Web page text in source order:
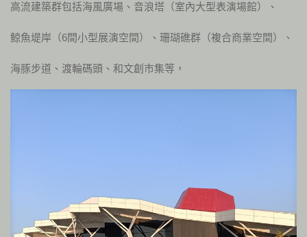
高流建築群包括海風廣場、音浪塔（室內大型表演場館）、
鯨魚堤岸（6間小型展演空間）、珊瑚礁群（複合商業空間）、
海豚步道、渡輪碼頭、和文創市集等，